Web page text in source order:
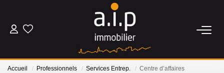
ACHETER
Accueil Professionnels Services Entrep. Centre d’affaires